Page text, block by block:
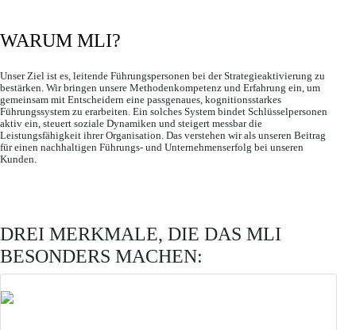
WARUM MLI?
Unser Ziel ist es, leitende Führungspersonen bei der Strategieaktivierung zu
bestärken. Wir bringen unsere Methodenkompetenz und Erfahrung ein, um
gemeinsam mit Entscheidern eine passgenaues, kognitionsstarkes
Führungssystem zu erarbeiten. Ein solches System bindet Schlüsselpersonen
aktiv ein, steuert soziale Dynamiken und steigert messbar die
Leistungsfähigkeit ihrer Organisation. Das verstehen wir als unseren Beitrag
für einen nachhaltigen Führungs- und Unternehmenserfolg bei unseren
Kunden.
DREI MERKMALE, DIE DAS MLI
BESONDERS MACHEN: